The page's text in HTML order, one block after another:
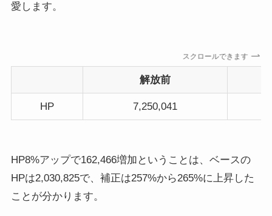
愛します。
スクロールできます
解放前
HP 7,250,041
HP8%アップで162,466増加ということは、ベースの
HPは2,030,825で、補正は257%から265%に上昇した
ことが分かります。